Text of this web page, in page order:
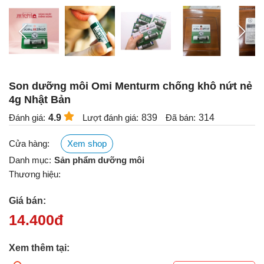
Son dưỡng môi Omi Menturm chống khô nứt nẻ
4g Nhật Bản
Đánh giá: 4.9 Lượt đánh giá: 839 Đã bán: 314
Cửa hàng:
Xem shop
Danh mục: Sản phẩm dưỡng môi
Thương hiệu:
Giá bán:
14.400đ
Xem thêm tại: